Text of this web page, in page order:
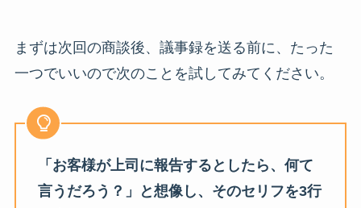
まずは次回の商談後、議事録を送る前に、たった
一つでいいので次のことを試してみてください。
「お客様が上司に報告するとしたら、何て
言うだろう？」と想像し、そのセリフを3行